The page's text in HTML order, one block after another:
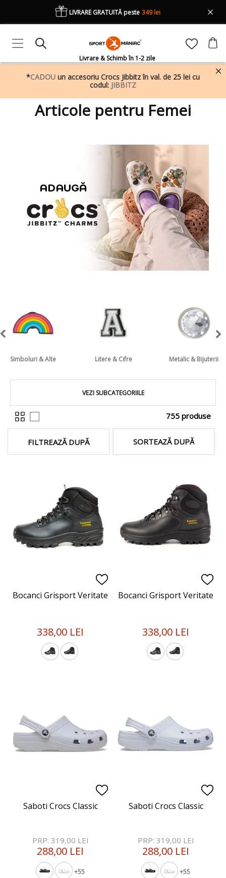
Livrare & Schimb în 1-2 zile
LIVRARE GRATUITĂ peste 349 lei
*CADOU un accesoriu Crocs Jibbitz în val. de 25 lei cu
codul: JIBBITZ
Articole pentru Femei
Simboluri & Alte Litere & Cifre Metalic & Bijuterii
VEZI SUBCATEGORIILE
755 produse
SORTEAZĂ DUPĂ
Bocanci Grisport Veritate
338,00 LEI
Bocanci Grisport Veritate
338,00 LEI
Saboti Crocs Classic
+55
PRP: 319,00 LEI
288,00 LEI
Saboti Crocs Classic
+55
PRP: 319,00 LEI
288,00 LEI
FILTREAZĂ DUPĂ